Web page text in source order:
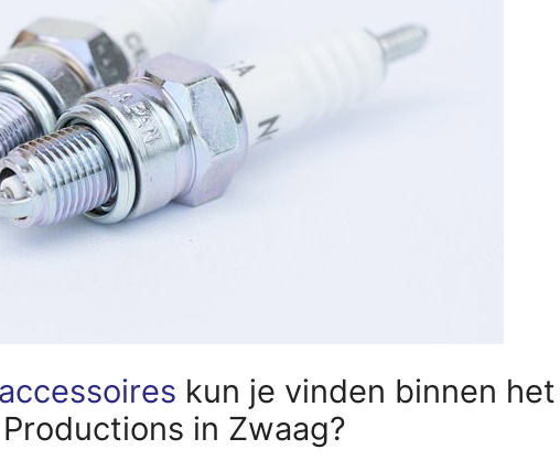
accessoires kun je vinden binnen het
in Zwaag?